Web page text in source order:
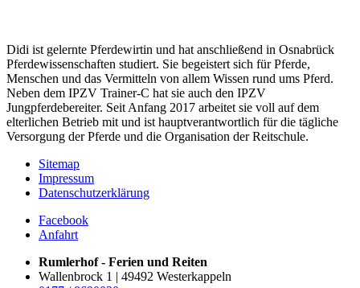
Didi ist gelernte Pferdewirtin und hat anschließend in Osnabrück
Pferdewissenschaften studiert. Sie begeistert sich für Pferde,
Menschen und das Vermitteln von allem Wissen rund ums Pferd.
Neben dem IPZV Trainer-C hat sie auch den IPZV
Jungpferdebereiter. Seit Anfang 2017 arbeitet sie voll auf dem
elterlichen Betrieb mit und ist hauptverantwortlich für die tägliche
Versorgung der Pferde und die Organisation der Reitschule.
Sitemap
Impressum
Datenschutzerklärung
Facebook
Anfahrt
Rumlerhof - Ferien und Reiten
Wallenbrock 1 | 49492 Westerkappeln